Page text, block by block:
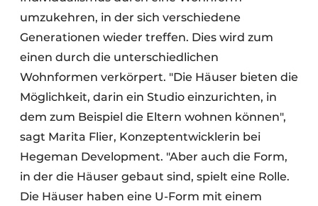
umzukehren, in der sich verschiedene
Generationen wieder treffen. Dies wird zum
einen durch die unterschiedlichen
Wohnformen verkörpert. "Die Häuser bieten die
Möglichkeit, darin ein Studio einzurichten, in
dem zum Beispiel die Eltern wohnen können",
sagt Marita Flier, Konzeptentwicklerin bei
Hegeman Development. "Aber auch die Form,
in der die Häuser gebaut sind, spielt eine Rolle.
Die Häuser haben eine U-Form mit einem